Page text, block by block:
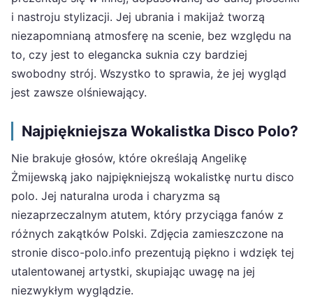
i nastroju stylizacji. Jej ubrania i makijaż tworzą
niezapomnianą atmosferę na scenie, bez względu na
to, czy jest to elegancka suknia czy bardziej
swobodny strój. Wszystko to sprawia, że jej wygląd
jest zawsze olśniewający.
Najpiękniejsza Wokalistka Disco Polo?
Nie brakuje głosów, które określają Angelikę
Żmijewską jako najpiękniejszą wokalistkę nurtu disco
polo. Jej naturalna uroda i charyzma są
niezaprzeczalnym atutem, który przyciąga fanów z
różnych zakątków Polski. Zdjęcia zamieszczone na
stronie disco-polo.info prezentują piękno i wdzięk tej
utalentowanej artystki, skupiając uwagę na jej
niezwykłym wyglądzie.